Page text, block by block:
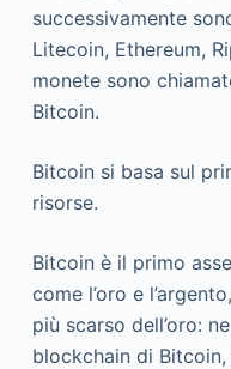
successivamente
Litecoin, Ethereum,
monete sono
Bitcoin.
Bitcoin si basa sul
risorse.
Bitcoin è il primo
come l’oro e
più scarso dell’oro:
blockchain di